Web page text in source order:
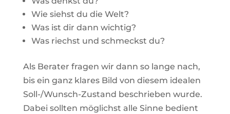
Wie siehst du die Welt?
Was ist dir dann wichtig?
Was riechst und schmeckst du?
Als Berater fragen wir dann so lange nach,
bis ein ganz klares Bild von diesem idealen
Soll-/Wunsch-Zustand beschrieben wurde.
Dabei sollten möglichst alle Sinne bedient